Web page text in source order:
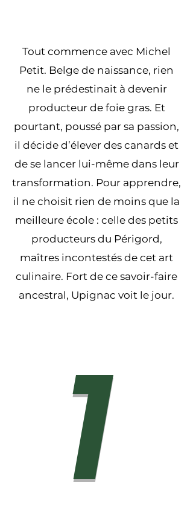
Tout commence avec Michel
Petit. Belge de naissance, rien
ne le prédestinait à devenir
producteur de foie gras. Et
pourtant, poussé par sa passion,
il décide d’élever des canards et
de se lancer lui-même dans leur
transformation. Pour apprendre,
il ne choisit rien de moins que la
meilleure école : celle des petits
producteurs du Périgord,
maîtres incontestés de cet art
culinaire. Fort de ce savoir-faire
ancestral, Upignac voit le jour.
1